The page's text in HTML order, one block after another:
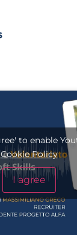
to enable
Cookie Policy
I agree